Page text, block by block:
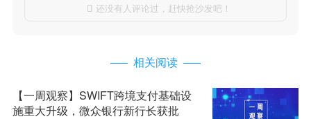
 还没有人评论过，赶快抢沙发吧！
相关阅读
【一周观察】SWIFT跨境支付基础设
施重大升级，微众银行新行长获批